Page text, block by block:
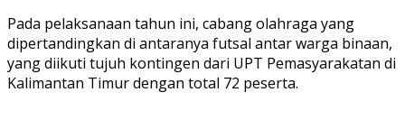
Pada pelaksanaan tahun ini, cabang olahraga yang
dipertandingkan di antaranya futsal antar warga binaan,
yang diikuti tujuh kontingen dari UPT Pemasyarakatan di
Kalimantan Timur dengan total 72 peserta.